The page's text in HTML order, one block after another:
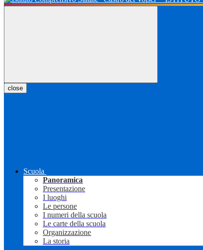
close
Scuola
Panoramica
Presentazione
I luoghi
Le persone
I numeri della scuola
Le carte della scuola
Organizzazione
La storia